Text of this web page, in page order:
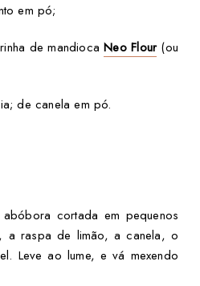
em pó;
de mandiocaNeo Flour(ou
de canela em pó.
cortada em pequenos
a raspa de limão, a canela, o
Leve ao lume, e vá mexendo